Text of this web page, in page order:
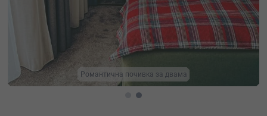
Подари си релакс в Рила